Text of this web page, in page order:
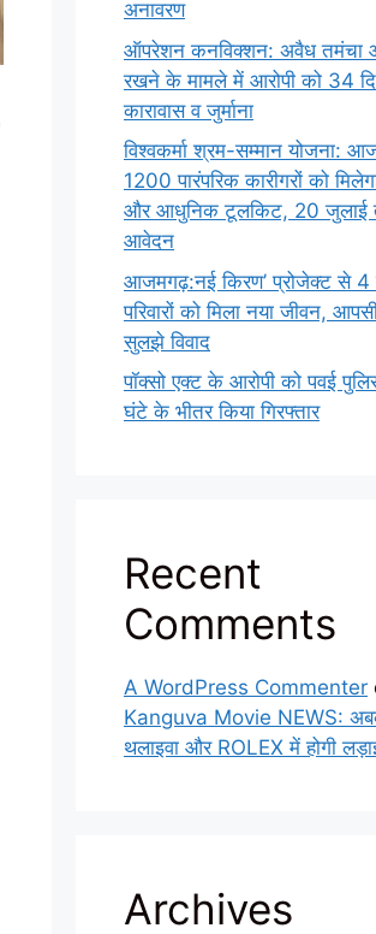
अनावरण
ऑपरेशन कनविक्शन: अवैध तमंचा
रखने के मामले में आरोपी को 34
कारावास व जुर्माना
विश्वकर्मा श्रम-सम्मान योजना:
1200 पारंपरिक कारीगरों को
और आधुनिक टूलकिट, 20
आवेदन
आजमगढ़:नई किरण’ प्रोजेक्ट से 4
परिवारों को मिला नया जीवन,
सुलझे विवाद
पॉक्सो एक्ट के आरोपी को पवई
घंटे के भीतर किया गिरफ्तार
Recent
Comments
A WordPress Commenter
Kanguva Movie NEWS:
थलाइवा और ROLEX में होगी
Archives